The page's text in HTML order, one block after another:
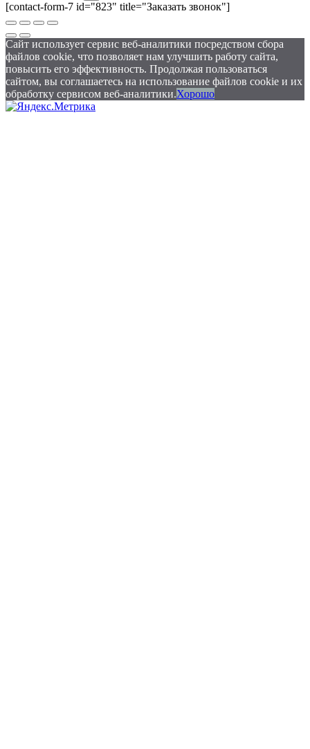
[contact-form-7 id="823" title="Заказать звонок"]
Сайт использует сервис веб-аналитики посредством сбора
файлов cookie, что позволяет нам улучшить работу сайта,
повысить его эффективность. Продолжая пользоваться
сайтом, вы соглашаетесь на использование файлов cookie и их
обработку сервисом веб-аналитики.Хорошо